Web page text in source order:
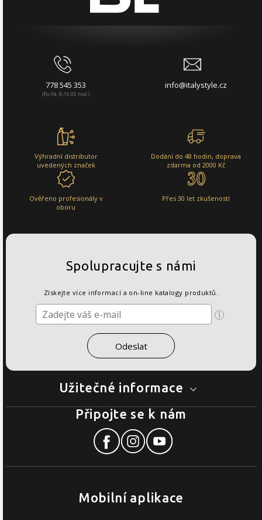
778 545 353
(Po-Pá, 8-16:00 hod.)
info@italystyle.cz
Výhradní distributor
uvedených značek
Dodání do 48 hodin, doprava
zdarma od 2000 Kč
Ověřeno profesionály v
oboru
Přes 30 let zkušeností
Užitečné informace
Spolupracujte s námi
Získejte více informací a on-line katalogy produktů.
Mobilní aplikace
Připojte se k nám